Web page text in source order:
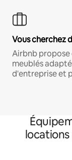
Vous cherchez
Airbnb
meublés
d'entreprise et